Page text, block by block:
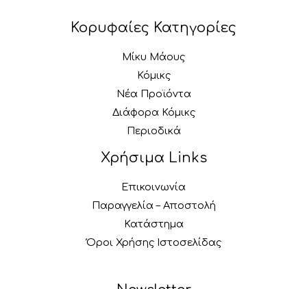
Κορυφαίες Κατηγορίες
Μίκυ Μάους
Κόμικς
Νέα Προϊόντα
Διάφορα Κόμικς
Περιοδικά
Χρήσιμα Links
Επικοινωνία
Παραγγελία – Αποστολή
Κατάστημα
Όροι Χρήσης Ιστοσελίδας